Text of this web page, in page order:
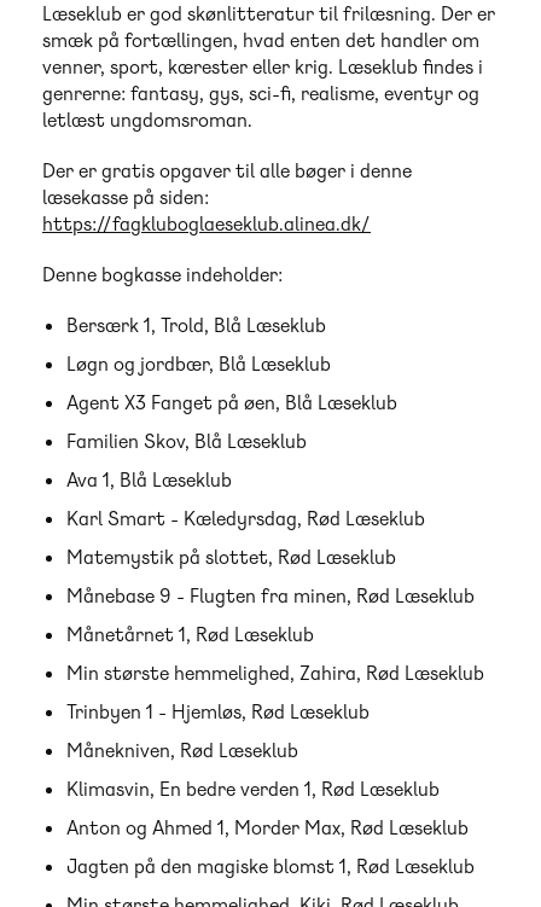
Læseklub er god skønlitteratur til frilæsning. Der er
smæk på fortællingen, hvad enten det handler om
venner, sport, kærester eller krig. Læseklub findes i
genrerne: fantasy, gys, sci-fi, realisme, eventyr og
letlæst ungdomsroman.
Der er gratis opgaver til alle bøger i denne
læsekasse på siden:
https://fagkluboglaeseklub.alinea.dk/
Denne bogkasse indeholder:
Bersærk 1, Trold, Blå Læseklub
Løgn og jordbær, Blå Læseklub
Agent X3 Fanget på øen, Blå Læseklub
Familien Skov, Blå Læseklub
Ava 1, Blå Læseklub
Karl Smart - Kæledyrsdag, Rød Læseklub
Matemystik på slottet, Rød Læseklub
Månebase 9 - Flugten fra minen, Rød Læseklub
Månetårnet 1, Rød Læseklub
Min største hemmelighed, Zahira, Rød Læseklub
Trinbyen 1 - Hjemløs, Rød Læseklub
Månekniven, Rød Læseklub
Klimasvin, En bedre verden 1, Rød Læseklub
Anton og Ahmed 1, Morder Max, Rød Læseklub
Jagten på den magiske blomst 1, Rød Læseklub